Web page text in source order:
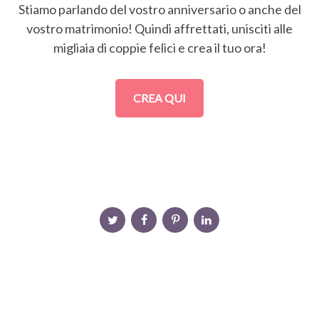
Stiamo parlando del vostro anniversario o anche del
vostro matrimonio! Quindi affrettati, unisciti alle
migliaia di coppie felici e crea il tuo ora!
CREA QUI